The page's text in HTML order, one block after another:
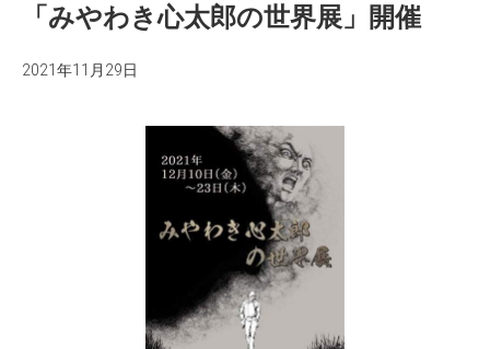
「みやわき心太郎の世界展」開催
2021年11月29日